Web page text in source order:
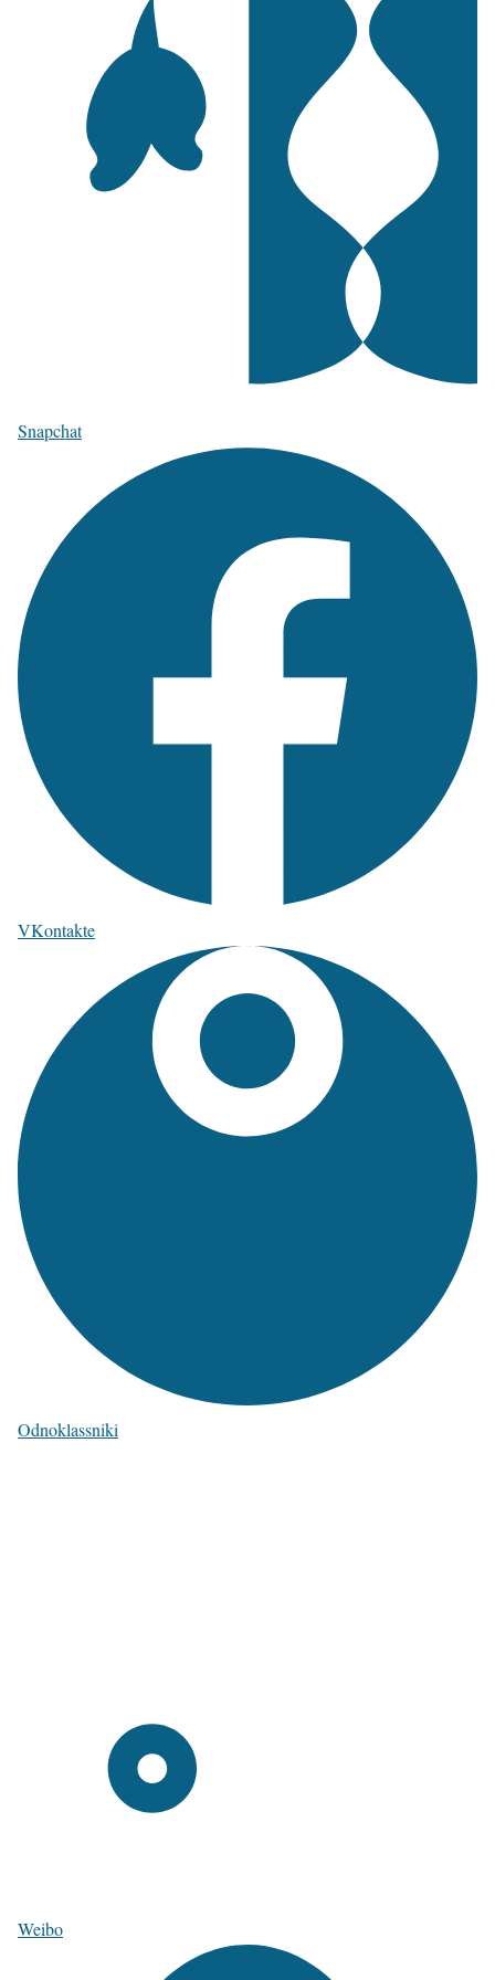
Snapchat
VKontakte
Odnoklassniki
Weibo